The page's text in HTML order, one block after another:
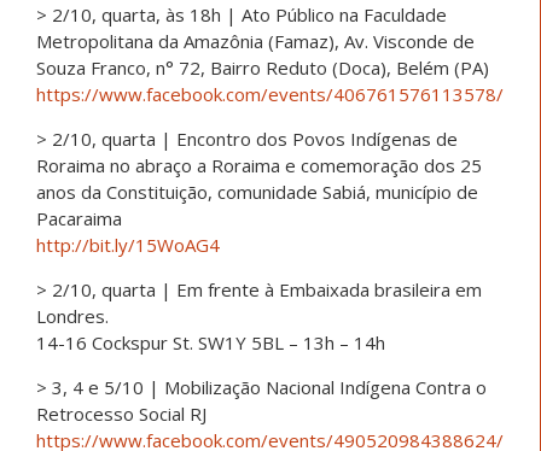
> 2/10, quarta, às 18h | Ato Público na Faculdade
Metropolitana da Amazônia (Famaz), Av. Visconde de
Souza Franco, n° 72, Bairro Reduto (Doca), Belém (PA)
https://www.facebook.com/events/406761576113578/
> 2/10, quarta | Encontro dos Povos Indígenas de
Roraima no abraço a Roraima e comemoração dos 25
anos da Constituição, comunidade Sabiá, município de
Pacaraima
http://bit.ly/15WoAG4
> 2/10, quarta | Em frente à Embaixada brasileira em
Londres.
14-16 Cockspur St. SW1Y 5BL – 13h – 14h
> 3, 4 e 5/10 | Mobilização Nacional Indígena Contra o
Retrocesso Social RJ
https://www.facebook.com/events/490520984388624/